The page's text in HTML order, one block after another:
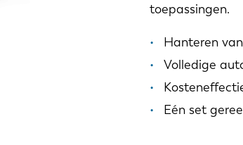
toepassingen.
Hanteren
Volledige
Eén set